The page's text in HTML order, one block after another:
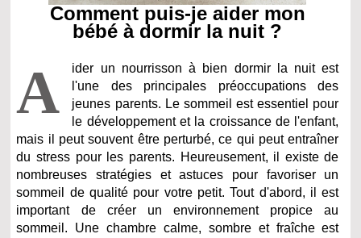
Comment puis-je aider mon
bébé à dormir la nuit ?
A
ider un nourrisson à bien dormir la nuit est
l'une des principales préoccupations des
jeunes parents. Le sommeil est essentiel pour
le développement et la croissance de l'enfant,
mais il peut souvent être perturbé, ce qui peut entraîner
du stress pour les parents. Heureusement, il existe de
nombreuses stratégies et astuces pour favoriser un
sommeil de qualité pour votre petit. Tout d'abord, il est
important de créer un environnement propice au
sommeil. Une chambre calme, sombre et fraîche est